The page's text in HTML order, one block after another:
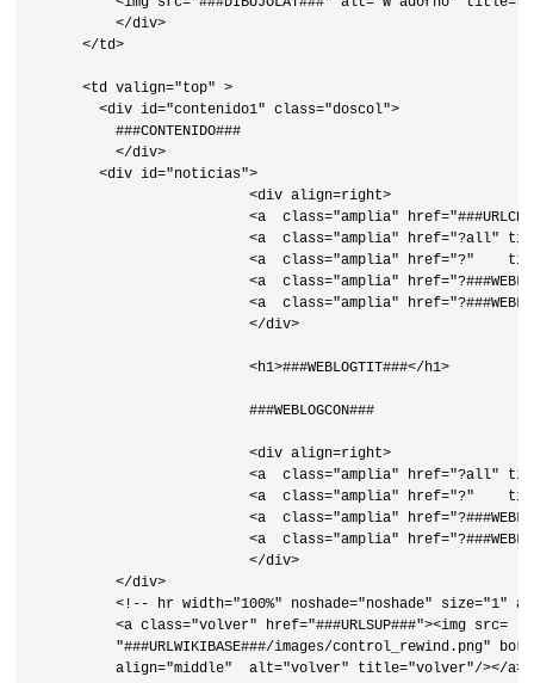
          </div>
      </td>
      <td valign="top" >
        <div id="contenido1" class="doscol">
          ###CONTENIDO###
          </div>
        <div id="noticias">
                          <div align=right>
<a  class="amplia"
<a  class="amplia" href="?all"
<a  class="amplia" href="?"
<a  class="amplia"
<a  class="amplia"
                          </div>
                          <h1>###WEBLOGTIT###</h1>
                          ###WEBLOGCON###
                          <div align=right>
<a  class="amplia" href="?all"
<a  class="amplia" href="?"
<a  class="amplia"
<a  class="amplia"
                          </div>
          </div>
<!-- hr width="100%" noshade="noshade" size="1"
          <a class="volver" href="###URLSUP###"><img src=
"###URLWIKIBASE###/images/control_rewind.png"
align="middle"  alt="volver" title="volver"/></